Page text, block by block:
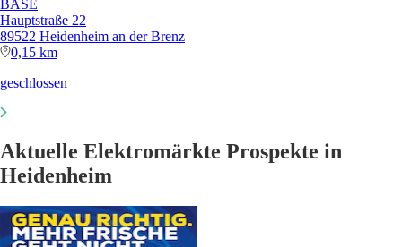
BASE
Hauptstraße 22
89522 Heidenheim an der Brenz
0,15 km
geschlossen
Aktuelle Elektromärkte Prospekte in
Heidenheim